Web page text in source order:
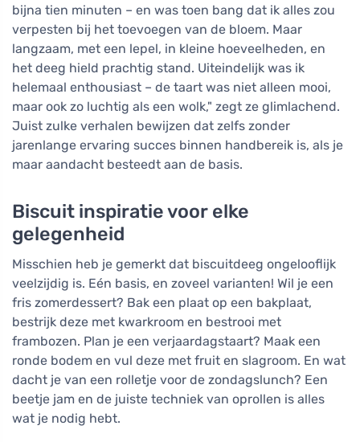
bijna tien minuten – en was toen bang dat ik alles zou
verpesten bij het toevoegen van de bloem. Maar
langzaam, met een lepel, in kleine hoeveelheden, en
het deeg hield prachtig stand. Uiteindelijk was ik
helemaal enthousiast – de taart was niet alleen mooi,
maar ook zo luchtig als een wolk," zegt ze glimlachend.
Juist zulke verhalen bewijzen dat zelfs zonder
jarenlange ervaring succes binnen handbereik is, als je
maar aandacht besteedt aan de basis.
Biscuit inspiratie voor elke
gelegenheid
Misschien heb je gemerkt dat biscuitdeeg ongelooflijk
veelzijdig is. Eén basis, en zoveel varianten! Wil je een
fris zomerdessert? Bak een plaat op een bakplaat,
bestrijk deze met kwarkroom en bestrooi met
frambozen. Plan je een verjaardagstaart? Maak een
ronde bodem en vul deze met fruit en slagroom. En wat
dacht je van een rolletje voor de zondagslunch? Een
beetje jam en de juiste techniek van oprollen is alles
wat je nodig hebt.